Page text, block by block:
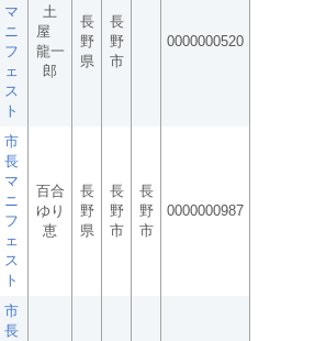
マ
ニ
フ
ェ
ス
ト
土
屋
龍一
郎
長
野
県
長
野
市
0000000520
市
長
マ
ニ
フ
ェ
ス
ト
百合
ゆり
恵
長
野
県
長
野
市
長
野
市
0000000987
市
長